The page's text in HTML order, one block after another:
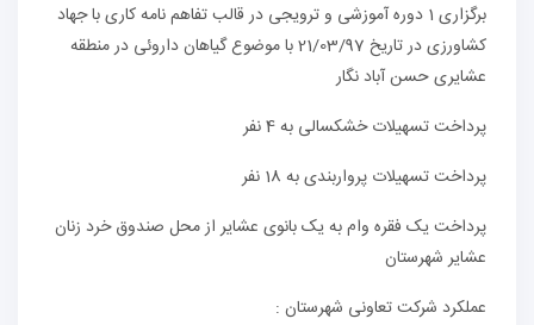
برگزاری 1 دوره آموزشی و ترویجی در قالب تفاهم نامه کاری با جهاد
کشاورزی در تاریخ 21/03/97 با موضوع گیاهان داروئی در منطقه
عشایری حسن آباد نگار
پرداخت تسهیلات خشکسالی به 4 نفر
پرداخت تسهیلات پرواربندی به 18 نفر
پرداخت یک فقره وام به یک بانوی عشایر از محل صندوق خرد زنان
عشایر شهرستان
عملکرد شرکت تعاونی شهرستان :